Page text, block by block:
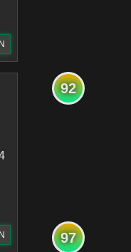
92
97